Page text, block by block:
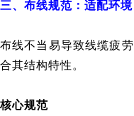
三、布线规范：适配环
布线不当易导致线缆疲
合其结构特性。
核心规范